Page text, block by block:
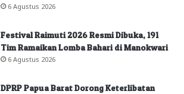
6 Agustus 2026
Festival Raimuti 2026 Resmi Dibuka, 191
Tim Ramaikan Lomba Bahari di Manokwari
6 Agustus 2026
DPRP Papua Barat Dorong Keterlibatan